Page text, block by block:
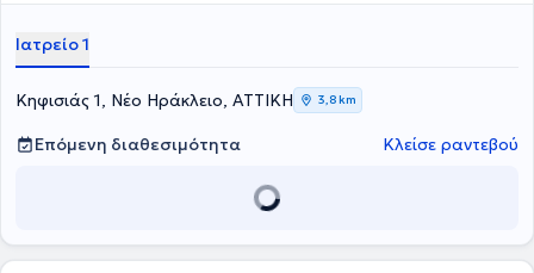
Ιατρείο 1
Κηφισιάς 1, Νέο Ηράκλειο, ΑΤΤΙΚΗ 3,8 km
Επόμενη διαθεσιμότητα Κλείσε ραντεβού